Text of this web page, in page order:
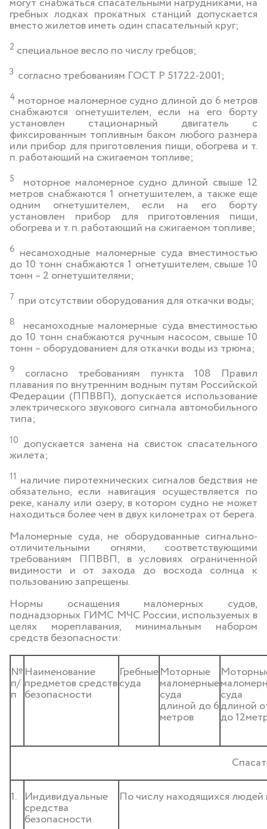
гребных лодках прокатных станций допускается
вместо жилетов иметь один спасательный круг;
2 специальное весло по числу гребцов;
3 согласно требованиям ГОСТ Р 51722-2001;
4 моторное маломерное судно длиной до 6 метров
снабжаются огнетушителем, если на его борту
установлен стационарный двигатель с
фиксированным топливным баком любого размера
или прибор для приготовления пищи, обогрева и т.
п. работающий на сжигаемом топливе;
5 моторное маломерное судно длиной свыше 12
метров снабжаются 1 огнетушителем, а также еще
одним огнетушителем, если на его борту
установлен прибор для приготовления пищи,
обогрева и т. п. работающий на сжигаемом топливе;
6 несамоходные маломерные суда вместимостью
до 10 тонн снабжаются 1 огнетушителем, свыше 10
тонн – 2 огнетушителями;
7 при отсутствии оборудования для откачки воды;
8 несамоходные маломерные суда вместимостью
до 10 тонн снабжаются ручным насосом, свыше 10
тонн – оборудованием для откачки воды из трюма;
9 согласно требованиям пункта 108 Правил
плавания по внутренним водным путям Российской
Федерации (ППВВП), допускается использование
электрического звукового сигнала автомобильного
типа;
10 допускается замена на свисток спасательного
жилета;
11 наличие пиротехнических сигналов бедствия не
обязательно, если навигация осуществляется по
реке, каналу или озеру, в котором судно не может
находиться более чем в двух километрах от берега.
Маломерные суда, не оборудованные сигнально-
отличительными огнями, соответствующими
требованиям ППВВП, в условиях ограниченной
видимости и от захода до восхода солнца к
пользованию запрещены.
Нормы оснащения маломерных судов,
поднадзорных ГИМС МЧС России, используемых в
целях мореплавания, минимальным набором
средств безопасности:
№
п/
п
Наименование
предметов средств
безопасности
Гребные
суда
Моторные
маломерные
суда
длиной до 6
метров
суда
длиной
до
1. Индивидуальные
средства
безопасности
По числу находящихся людей